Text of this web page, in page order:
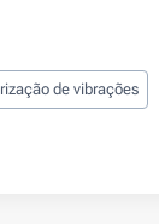
de vibrações